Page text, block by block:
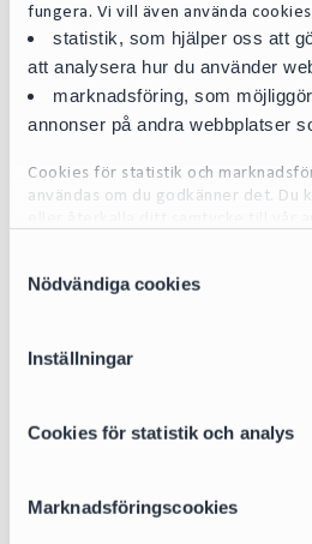
fungera. Vi vill även använda
statistik, som hjälper oss att
att analysera hur du använder
marknadsföring, som
annonser på andra webbplatser
Cookies för statistik och
användas om du godkänner det. Du
För mer detaljerad information om
vår Cookiepolicy, som finns tillgänglig
Nödvändiga cookies
Inställningar
Cookies för statistik och analys
Marknadsföringscookies
Annika Andersson
annika.andersson@cirio.se
+46 76 617 09 29
Areas of expertise